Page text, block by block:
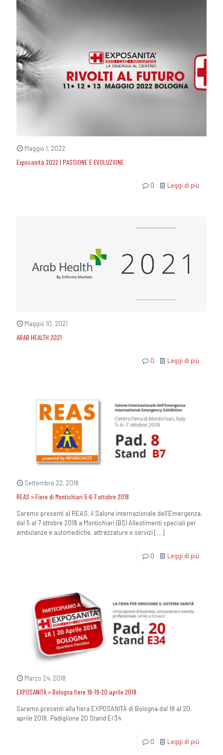
Maggio 1, 2022
Exposanità 2022 | PASSIONE E EVOLUZIONE
0 Leggi di più
Maggio 10, 2021
ARAB HEALTH 2021
0 Leggi di più
Settembre 22, 2018
REAS > Fiere di Montichiari 5-6-7 ottobre 2018
Saremo presenti al REAS, il Salone internazionale dell’Emergenza,
dal 5 al 7 ottobre 2018 a Montichiari (BS) Allestimenti speciali per
ambulanze e automediche, attrezzature e servizi[…]
0 Leggi di più
Marzo 24, 2018
EXPOSANITÀ > Bologna fiere 18-19-20 aprile 2018
Saremo presenti alla fiera EXPOSANITÀ di Bologna dal 18 al 20
aprile 2018. Padiglione 20 Stand E/34
0 Leggi di più